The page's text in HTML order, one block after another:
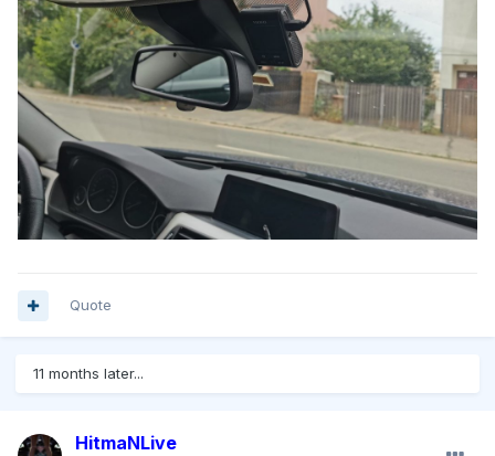
Quote
11 months later...
HitmaNLive